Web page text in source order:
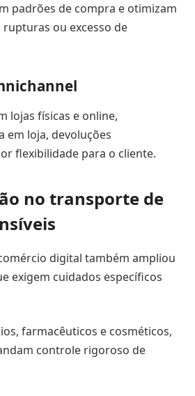
padrões de compra e otimizam
ou excesso de
lojas físicas e online,
loja, devoluções
flexibilidade para o cliente.
no transporte de
digital também ampliou
exigem cuidados específicos
farmacêuticos e cosméticos,
controle rigoroso de